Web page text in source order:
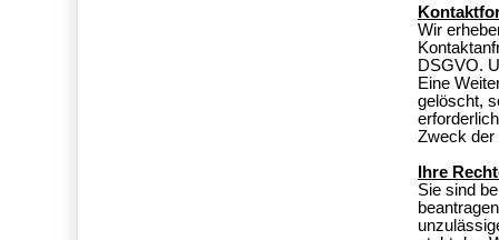
Wir
DSGVO.
Eine
gelöscht,
Zweck der
Ihre
Sie sind